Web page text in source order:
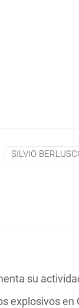
SILVIO
su
explosivos